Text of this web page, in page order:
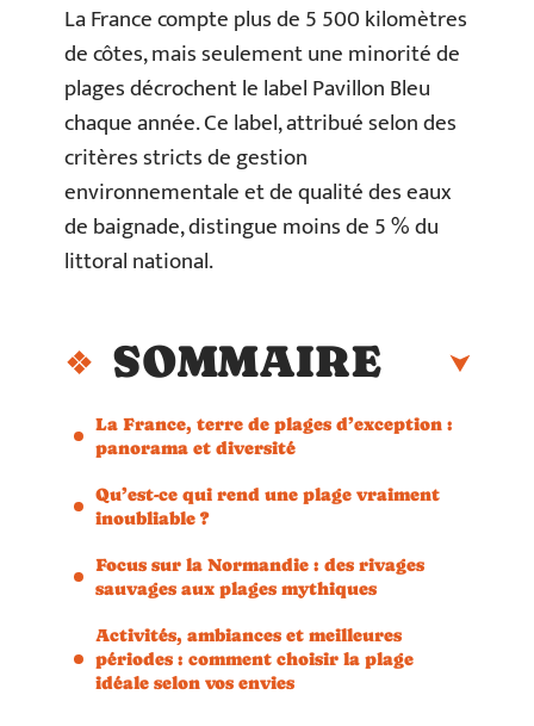
La France compte plus de 5 500 kilomètres
de côtes, mais seulement une minorité de
plages décrochent le label Pavillon Bleu
chaque année. Ce label, attribué selon des
critères stricts de gestion
environnementale et de qualité des eaux
de baignade, distingue moins de 5 % du
littoral national.
SOMMAIRE
La France, terre de plages d’exception :
panorama et diversité
Qu’est-ce qui rend une plage vraiment
inoubliable ?
Focus sur la Normandie : des rivages
sauvages aux plages mythiques
Activités, ambiances et meilleures
périodes : comment choisir la plage
idéale selon vos envies